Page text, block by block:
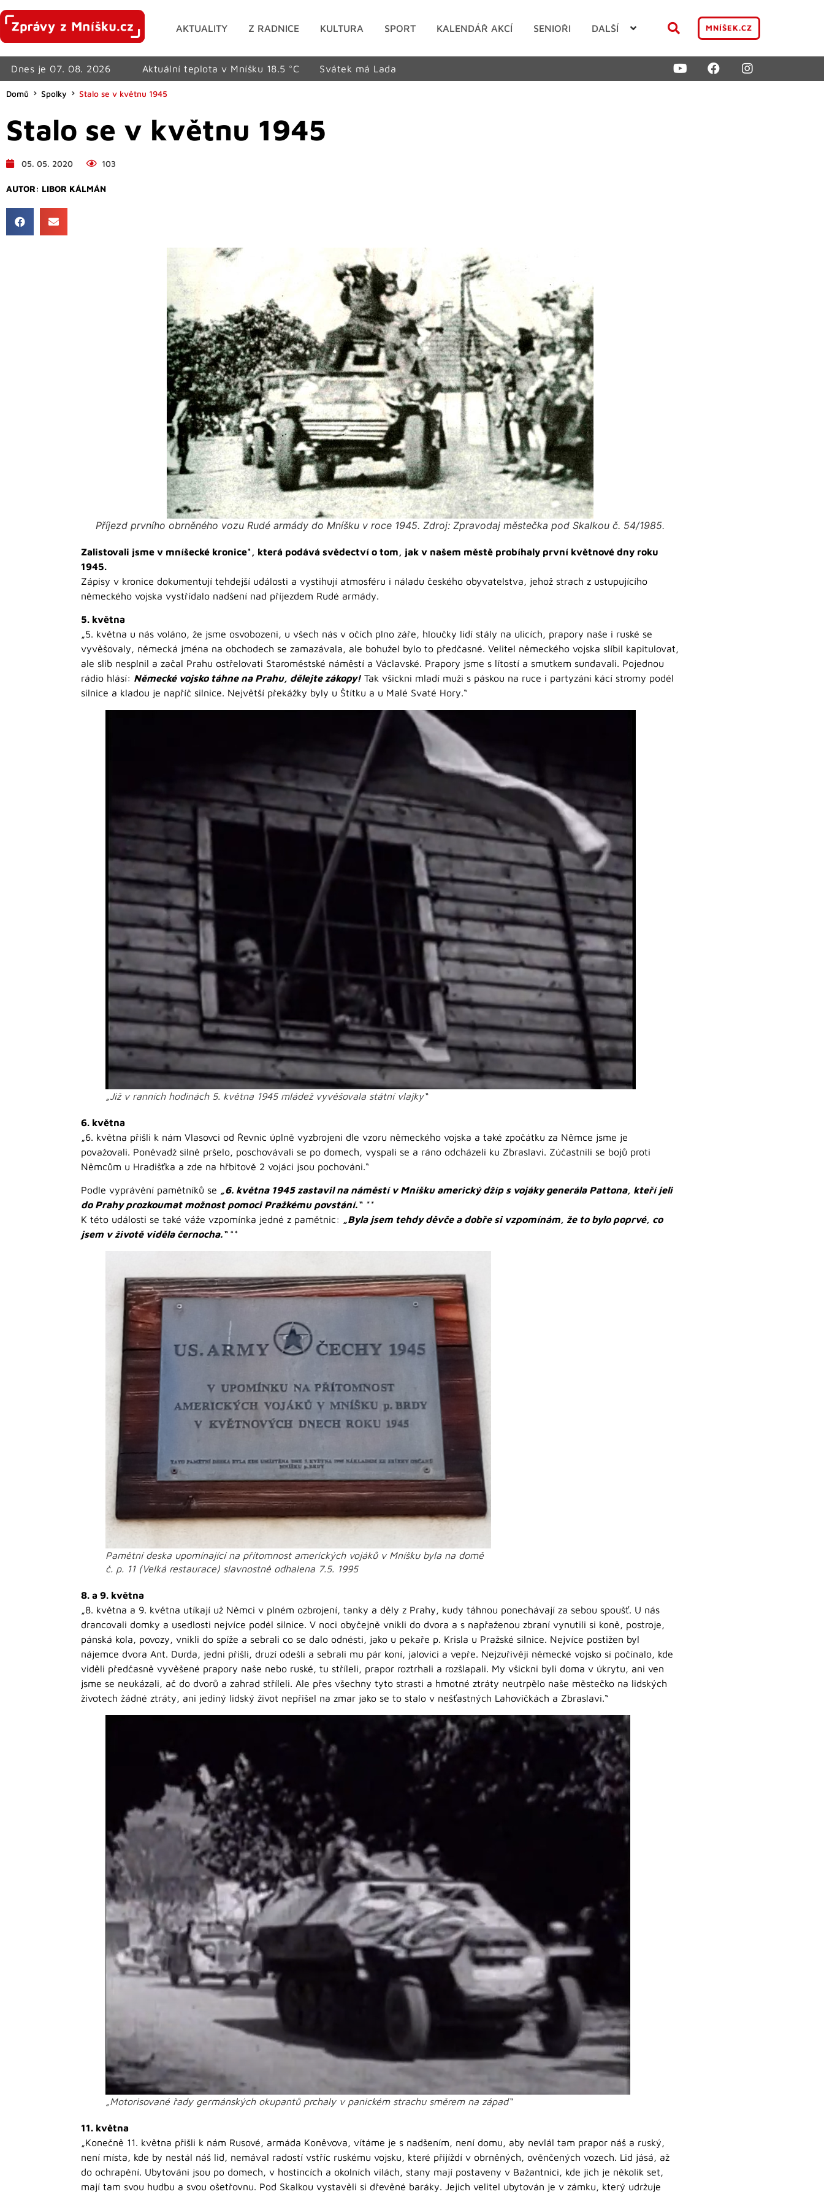
AKTUALITY Z RADNICE KULTURA SPORT KALENDÁŘ AKCÍ SENIOŘI DALŠÍ MNÍŠEK.CZ
Dnes je 07. 08. 2026 Aktuální teplota v Mníšku 18.5 °C Svátek má Lada
Domů Spolky Stalo se v květnu 1945
Stalo se v květnu 1945
05. 05. 2020 103
AUTOR: LIBOR KÁLMÁN
Příjezd prvního obrněného vozu Rudé armády do Mníšku v roce 1945. Zdroj: Zpravodaj městečka pod Skalkou č. 54/1985.
Zalistovali jsme v mníšecké kronice*, která podává svědectví o tom, jak v našem městě probíhaly první květnové dny roku
1945.
Zápisy v kronice dokumentují tehdejší události a vystihují atmosféru i náladu českého obyvatelstva, jehož strach z ustupujícího
německého vojska vystřídalo nadšení nad příjezdem Rudé armády.
5. května
„5. května u nás voláno, že jsme osvobozeni, u všech nás v očích plno záře, hloučky lidí stály na ulicích, prapory naše i ruské se
vyvěšovaly, německá jména na obchodech se zamazávala, ale bohužel bylo to předčasné. Velitel německého vojska slíbil kapitulovat,
ale slib nesplnil a začal Prahu ostřelovati Staroměstské náměstí a Václavské. Prapory jsme s lítostí a smutkem sundavali. Pojednou
rádio hlásí: Německé vojsko táhne na Prahu, dělejte zákopy! Tak všickni mladí muži s páskou na ruce i partyzáni kácí stromy podél
silnice a kladou je napříč silnice. Největší překážky byly u Štítku a u Malé Svaté Hory.“
„Již v ranních hodinách 5. května 1945 mládež vyvěšovala státní vlajky“
6. května
„6. května přišli k nám Vlasovci od Řevnic úplně vyzbrojeni dle vzoru německého vojska a také zpočátku za Němce jsme je
považovali. Poněvadž silně pršelo, poschovávali se po domech, vyspali se a ráno odcházeli ku Zbraslavi. Zúčastnili se bojů proti
Němcům u Hradišťka a zde na hřbitově 2 vojáci jsou pochováni.“
Podle vyprávění pamětníků se „6. května 1945 zastavil na náměstí v Mníšku americký džíp s vojáky generála Pattona, kteří jeli
do Prahy prozkoumat možnost pomoci Pražkému povstání.“**
K této události se také váže vzpomínka jedné z pamětnic: „Byla jsem tehdy děvče a dobře si vzpomínám, že to bylo poprvé, co
jsem v životě viděla černocha.“ **
Pamětní deska upomínající na přítomnost amerických vojáků v Mníšku byla na domě
č. p. 11 (Velká restaurace) slavnostně odhalena 7.5. 1995
8. a 9. května
„8. května a 9. května utíkají už Němci v plném ozbrojení, tanky a děly z Prahy, kudy táhnou ponechávají za sebou spoušť. U nás
drancovali domky a usedlosti nejvíce podél silnice. V noci obyčejně vnikli do dvora a s napřaženou zbraní vynutili si koně, postroje,
pánská kola, povozy, vnikli do spíže a sebrali co se dalo odnésti, jako u pekaře p. Krisla u Pražské silnice. Nejvíce postižen byl
nájemce dvora Ant. Durda, jedni přišli, druzí odešli a sebrali mu pár koní, jalovici a vepře. Nejzuřivěji německé vojsko si počínalo, kde
viděli předčasně vyvěšené prapory naše nebo ruské, tu stříleli, prapor roztrhali a rozšlapali. My všickni byli doma v úkrytu, ani ven
jsme se neukázali, ač do dvorů a zahrad stříleli. Ale přes všechny tyto strasti a hmotné ztráty neutrpělo naše městečko na lidských
životech žádné ztráty, ani jediný lidský život nepřišel na zmar jako se to stalo v nešťastných Lahovičkách a Zbraslavi.“
„Motorisované řady germánských okupantů prchaly v panickém strachu směrem na západ“
11. května
„Konečně 11. května přišli k nám Rusové, armáda Koněvova, vítáme je s nadšením, není domu, aby nevlál tam prapor náš a ruský,
není místa, kde by nestál náš lid, nemával radostí vstříc ruskému vojsku, které přijíždí v obrněných, ověnčených vozech. Lid jásá, až
do ochrapění. Ubytováni jsou po domech, v hostincích a okolních vilách, stany mají postaveny v Bažantnici, kde jich je několik set,
mají tam svou hudbu a svou ošetřovnu. Pod Skalkou vystavěli si dřevěné baráky. Jejich velitel ubytován je v zámku, který udržuje